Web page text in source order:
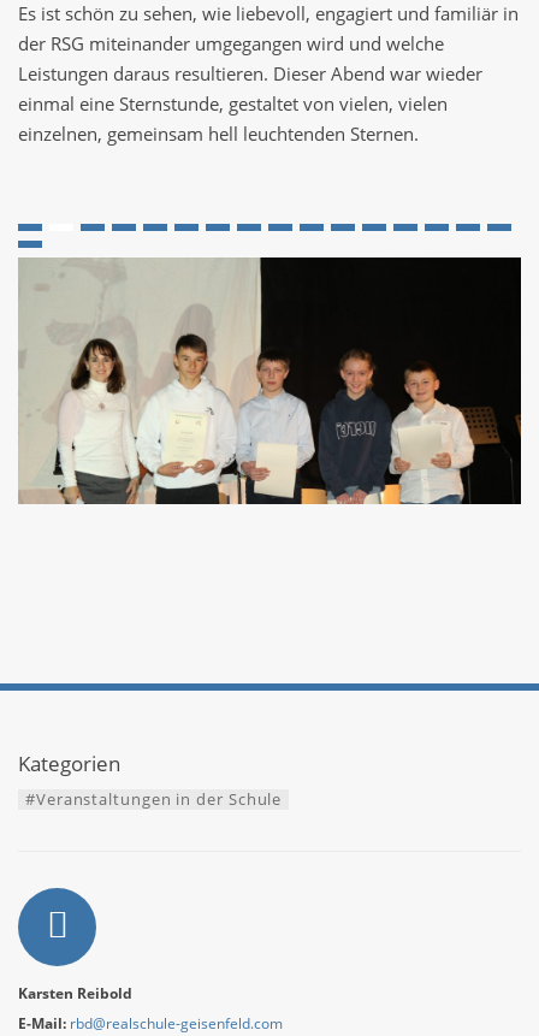
Es ist schön zu sehen, wie liebevoll, engagiert und familiär in
der RSG miteinander umgegangen wird und welche
Leistungen daraus resultieren. Dieser Abend war wieder
einmal eine Sternstunde, gestaltet von vielen, vielen
einzelnen, gemeinsam hell leuchtenden Sternen.
Kategorien
#Veranstaltungen in der Schule
Autor
Karsten Reibold
E-Mail: rbd@realschule-geisenfeld.com